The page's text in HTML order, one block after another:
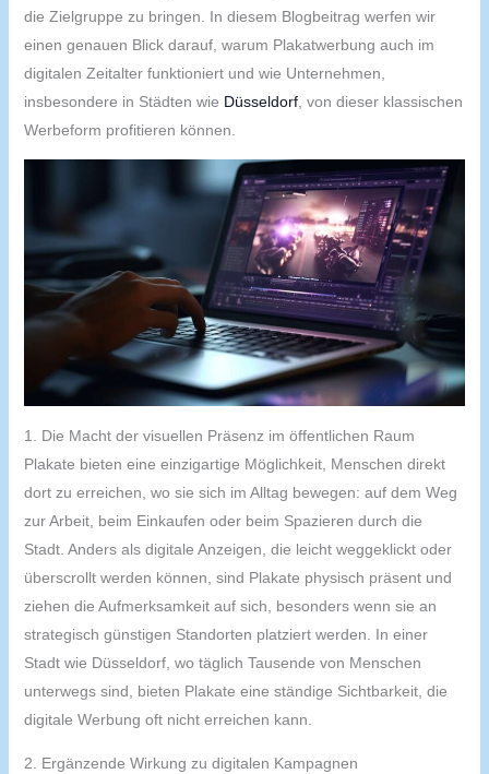
die Zielgruppe zu bringen. In diesem Blogbeitrag werfen wir
einen genauen Blick darauf, warum Plakatwerbung auch im
digitalen Zeitalter funktioniert und wie Unternehmen,
insbesondere in Städten wie Düsseldorf, von dieser klassischen
Werbeform profitieren können.
1. Die Macht der visuellen Präsenz im öffentlichen Raum
Plakate bieten eine einzigartige Möglichkeit, Menschen direkt
dort zu erreichen, wo sie sich im Alltag bewegen: auf dem Weg
zur Arbeit, beim Einkaufen oder beim Spazieren durch die
Stadt. Anders als digitale Anzeigen, die leicht weggeklickt oder
überscrollt werden können, sind Plakate physisch präsent und
ziehen die Aufmerksamkeit auf sich, besonders wenn sie an
strategisch günstigen Standorten platziert werden. In einer
Stadt wie Düsseldorf, wo täglich Tausende von Menschen
unterwegs sind, bieten Plakate eine ständige Sichtbarkeit, die
digitale Werbung oft nicht erreichen kann.
2. Ergänzende Wirkung zu digitalen Kampagnen